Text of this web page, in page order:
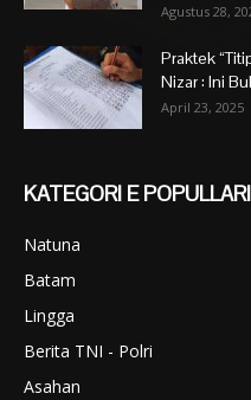
Agustus 28,
Praktek
Nizar : Ini
April 23, 2025
KATEGORI E
Natuna
Batam
Lingga
Berita TNI - Polri
Asahan